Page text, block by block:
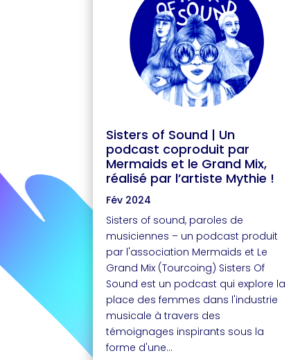
Sisters of Sound | Un
podcast coproduit par
Mermaids et le Grand Mix,
réalisé par l’artiste Mythie !
Fév 2024
Sisters of sound, paroles de
musiciennes – un podcast produit
par l'association Mermaids et Le
Grand Mix (Tourcoing) Sisters Of
Sound est un podcast qui explore la
place des femmes dans l'industrie
musicale à travers des
témoignages inspirants sous la
forme d'une...